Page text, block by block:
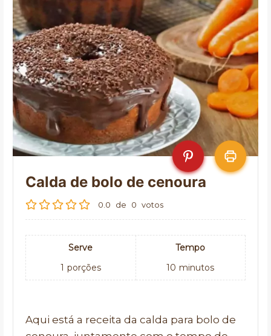
Calda de bolo de cenoura
0.0 de 0 votos
Serve
1 porções
Tempo
10 minutos
Aqui está a receita da calda para bolo de